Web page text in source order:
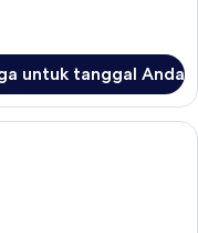
untuk tanggal Anda
tidur, balkon (View) | 1